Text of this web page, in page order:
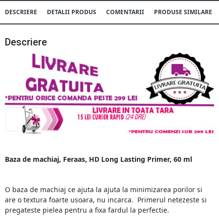
DESCRIERE DETALII PRODUS COMENTARII PRODUSE SIMILARE
Descriere
Baza de machiaj, Feraas, HD Long Lasting Primer, 60 ml
O baza de machiaj ce ajuta la ajuta la minimizarea porilor si
are o textura foarte usoara, nu incarca. Primerul netezeste si
pregateste pielea pentru a fixa fardul la perfectie.